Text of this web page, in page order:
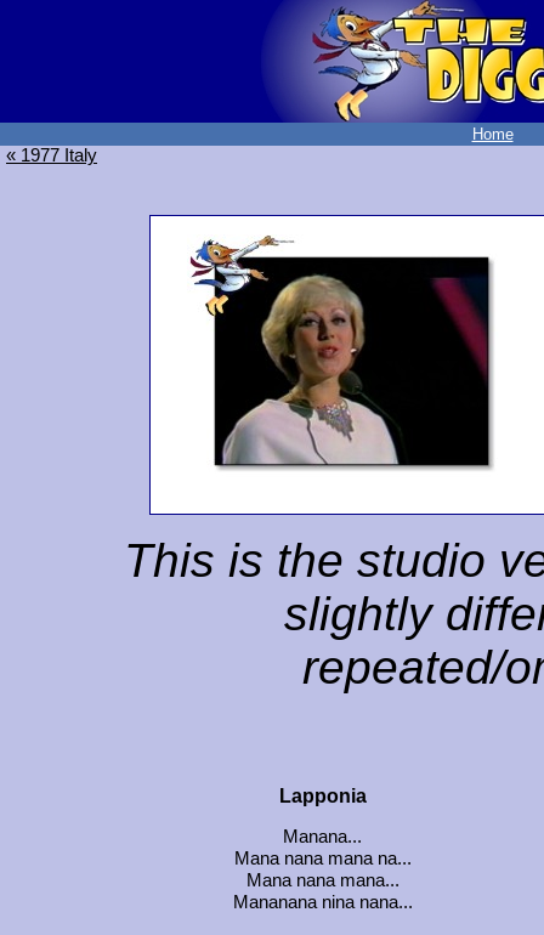
Home
« 1977 Italy
This is the studio
slightly
repeated/
Lapponia
Manana...
Mana nana mana na...
Mana nana mana...
Mananana nina nana...